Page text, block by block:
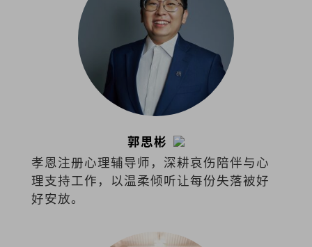
郭思彬
孝恩注册心理辅导师，深耕哀伤陪伴与心
理支持工作，以温柔倾听让每份失落被好
好安放。